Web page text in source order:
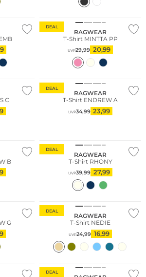
DEAL
RAGWEAR
T-Shirt MINTTA PP
UVP29,99 20,99
C
DEAL
RAGWEAR
T-Shirt ENDREW A
UVP34,99 23,99
B
DEAL
RAGWEAR
T-Shirt RHONY
UVP39,99 27,99
G
DEAL
RAGWEAR
T-Shirt NEDIE
UVP24,99 16,99
DEAL